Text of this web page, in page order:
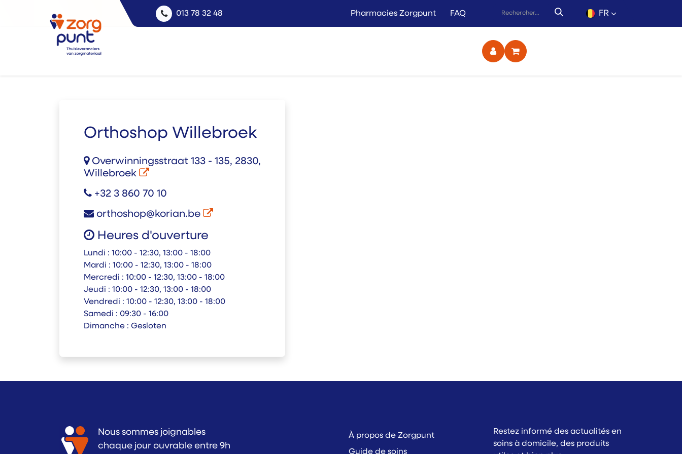
013 78 32 48 Pharmacies Zorgpunt FAQ FR
Orthoshop Willebroek
Overwinningsstraat 133 - 135, 2830,
Willebroek
+32 3 860 70 10
orthoshop@korian.be
Heures d'ouverture
Lundi : 10:00 - 12:30, 13:00 - 18:00
Mardi : 10:00 - 12:30, 13:00 - 18:00
Mercredi : 10:00 - 12:30, 13:00 - 18:00
Jeudi : 10:00 - 12:30, 13:00 - 18:00
Vendredi : 10:00 - 12:30, 13:00 - 18:00
Samedi : 09:30 - 16:00
Dimanche : Gesloten
Nous sommes joignables
chaque jour ouvrable entre 9h
À propos de Zorgpunt
Guide de soins
Restez informé des actualités en
soins à domicile, des produits